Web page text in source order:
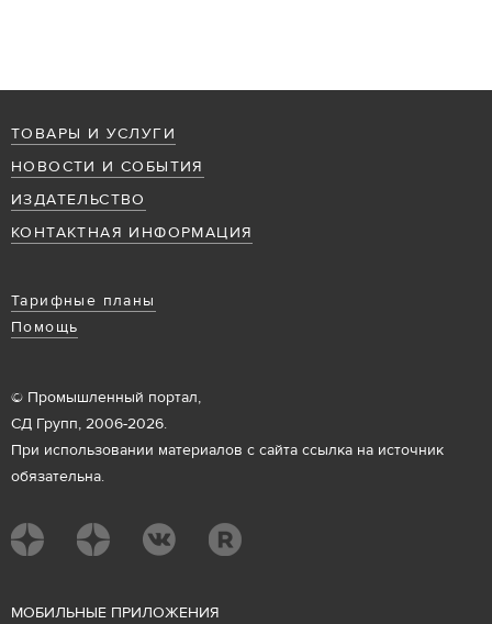
ТОВАРЫ И УСЛУГИ
НОВОСТИ И СОБЫТИЯ
ИЗДАТЕЛЬСТВО
КОНТАКТНАЯ ИНФОРМАЦИЯ
Тарифные планы
Помощь
© Промышленный портал,
СД Групп, 2006-2026.
При использовании материалов с сайта ссылка на источник
обязательна.
МОБИЛЬНЫЕ ПРИЛОЖЕНИЯ